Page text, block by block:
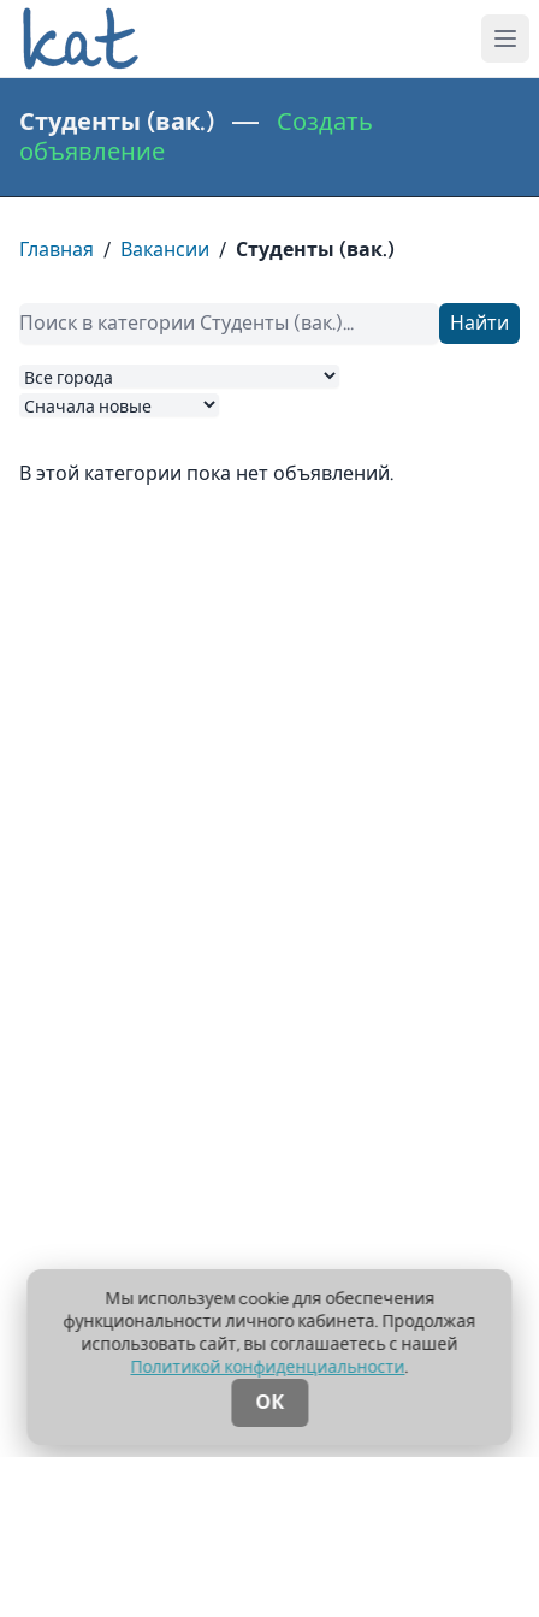
Студенты (вак.) — Создать
объявление
Главная / Вакансии / Студенты (вак.)
Найти
В этой категории пока нет объявлений.
Мы используем cookie для обеспечения
функциональности личного кабинета. Продолжая
использовать сайт, вы соглашаетесь с нашей
Политикой конфиденциальности.
ОК